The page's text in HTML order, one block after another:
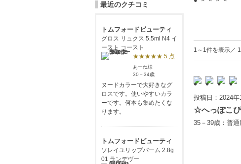
1～1件を表示／
投稿日：2024年
☆へっぽこ
35－39歳：普通
最近のクチコミ
トムフォードビューティ
グロス リュクス 5.5ml N4 イ
ースト コースト
★★★★★ 5 点
あーね様
30－34歳
ヌードカラーで大好きなグ
ロスです。使いやすいカラ
ーです。何本も集めたくな
ります。
トムフォードビューティ
ソレイユリップバーム 2.8g
01 ランデヴー